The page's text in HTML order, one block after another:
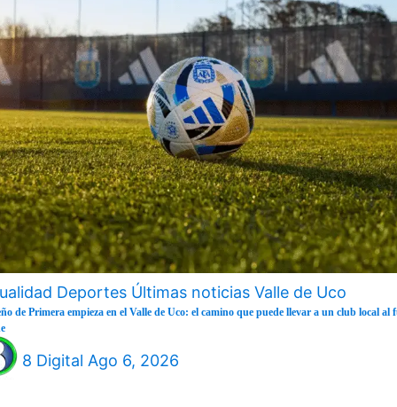
Deportes Últimas noticias Valle de Uco
de Primera empieza en el Valle de Uco: el camino que puede llevar a un club local al
8 Digital Ago 6, 2026